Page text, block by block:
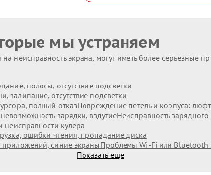
мы устраняем
неисправность экрана, могут иметь более серьезные
полосы, отсутствие подсветки
отсутствие подсветки
полный отказПовреждение петель и корпуса:
зарядки, вздутиеНеисправность
неисправности кулера
ошибки чтения, пропадание диска
приложений, синие экраныПроблемы Wi‑Fi или Bluetooth
Показать еще